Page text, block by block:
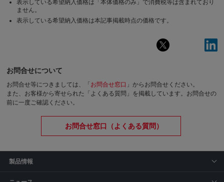
表示している希望納入価格は「本体価格のみ」で消費税等は含まれており
ません。
表示している希望納入価格は本記事掲載時点の価格です。
お問合せについて
お問合せ等につきましては、「 お問合せ窓口 」からお問合せください。
また、お客様から寄せられた「よくある質問」を掲載しています。お問合せの
前に一度ご確認ください。
お問合せ窓口（よくある質問）
製品情報